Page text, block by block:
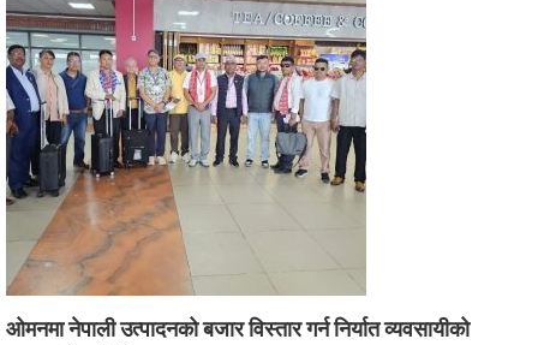
ओमनमा नेपाली उत्पादनको बजार विस्तार गर्न निर्यात व्यवसायीको